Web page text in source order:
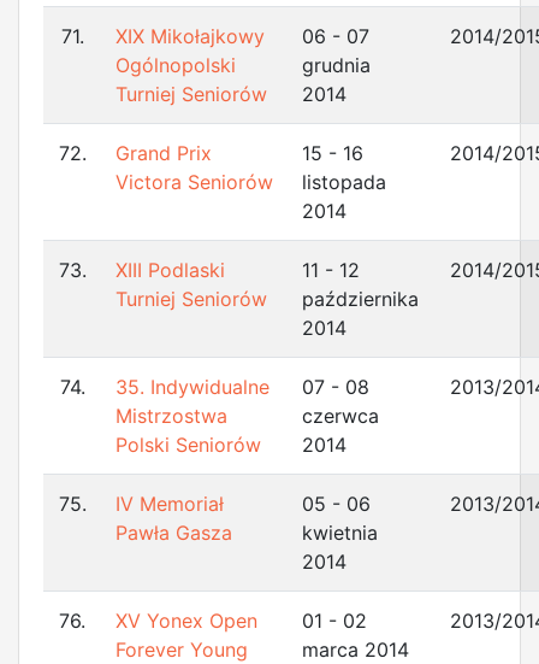
71.
XIX Mikołajkowy
Ogólnopolski
Turniej Seniorów
06 - 07
grudnia
2014
2014/
72.
Grand Prix
Victora Seniorów
15 - 16
listopada
2014
2014/
73.
XIII Podlaski
Turniej Seniorów
11 - 12
października
2014
2014/
74.
35. Indywidualne
Mistrzostwa
Polski Seniorów
07 - 08
czerwca
2014
2013/
75.
IV Memoriał
Pawła Gasza
05 - 06
kwietnia
2014
2013/
76.
XV Yonex Open
Forever Young
01 - 02
marca 2014
2013/